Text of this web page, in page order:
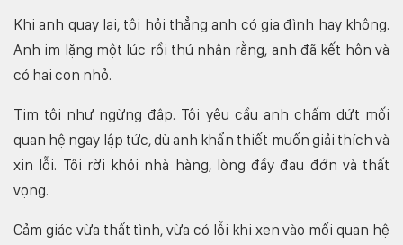
Khi anh quay lại, tôi hỏi thẳng anh có gia đình hay không.
Anh im lặng một lúc rồi thú nhận rằng, anh đã kết hôn và
có hai con nhỏ.
Tim tôi như ngừng đập. Tôi yêu cầu anh chấm dứt mối
quan hệ ngay lập tức, dù anh khẩn thiết muốn giải thích và
xin lỗi. Tôi rời khỏi nhà hàng, lòng đầy đau đớn và thất
vọng.
Cảm giác vừa thất tình, vừa có lỗi khi xen vào mối quan hệ